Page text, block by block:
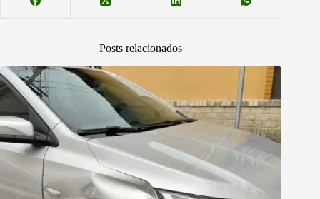
Posts relacionados